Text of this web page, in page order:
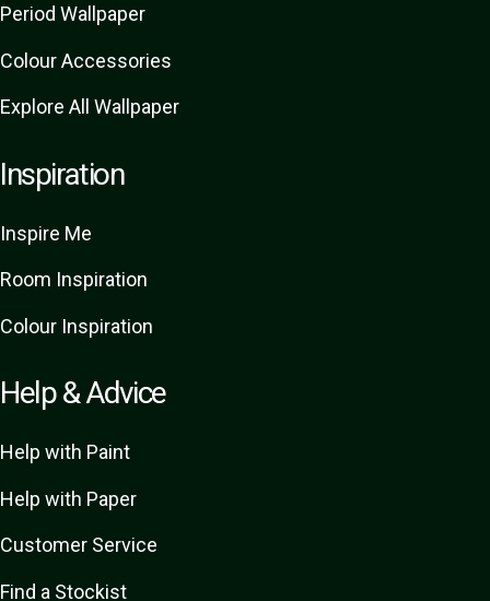
Period Wallpaper
Colour Accessories
Explore All Wallpaper
Inspiration
Inspire Me
Room Inspiration
Colour Inspiration
Help & Advice
Help with Paint
Help with Paper
Customer Service
Find a Stockist